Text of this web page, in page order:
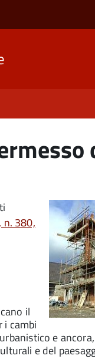
380,
il
i cambi
e
e del